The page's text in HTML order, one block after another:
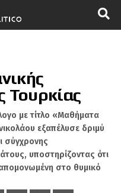
Τουρκίας
με τίτλο «Μαθήματα
εξαπέλυσε δριμύ
σύγχρονης
υποστηρίζοντας ότι
στο θυμικό